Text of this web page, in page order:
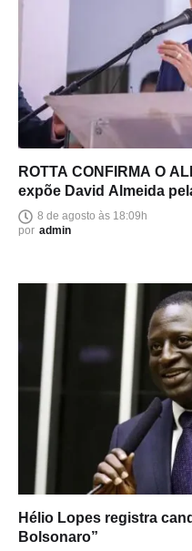
ROTTA CONFIRMA O
expõe David Almeida
lado8 de agosto às 18:09h
por admin
Hélio Lopes registra
Bolsonaro”